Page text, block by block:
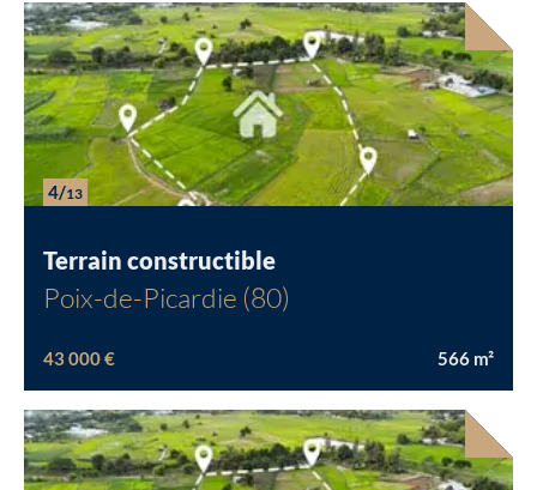
4/13
Terrain constructible
Poix-de-Picardie (80)
43 000 € 566 m²